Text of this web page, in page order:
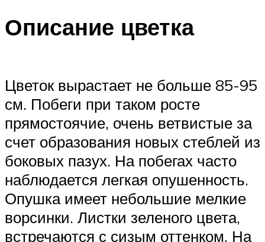
Описание цветка
Цветок вырастает не больше 85-95
см. Побеги при таком росте
прямостоячие, очень ветвистые за
счет образования новых стеблей из
боковых пазух. На побегах часто
наблюдается легкая опушенность.
Опушка имеет небольшие мелкие
ворсинки. Листки зеленого цвета,
встречаются с сизым оттенком. На